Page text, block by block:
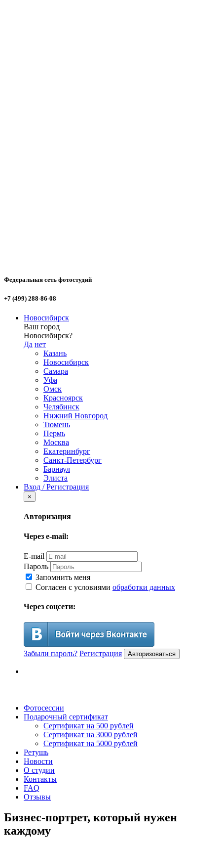
Федеральная сеть фотостудий
+7 (499) 288-86-08
Новосибирск
Ваш город
Новосибирск?
Да нет
Казань
Новосибирск
Самара
Уфа
Омск
Красноярск
Челябинск
Нижний Новгород
Тюмень
Пермь
Москва
Екатеринбург
Санкт-Петербург
Барнаул
Элиста
Вход / Регистрация
×
Авторизация
Через e-mail:
E-mail
Пароль
Запомнить меня
Согласен с условиями обработки данных
Через соцсети:
Забыли пароль? Регистрация Авторизоваться
Фотосессии
Подарочный сертификат
Сертификат на 500 рублей
Сертификат на 3000 рублей
Сертификат на 5000 рублей
Ретушь
Новости
О студии
Контакты
FAQ
Отзывы
Бизнес-портрет, который нужен
каждому